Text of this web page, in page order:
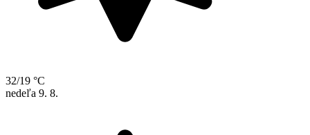
32/19 °C
nedeľa 9. 8.